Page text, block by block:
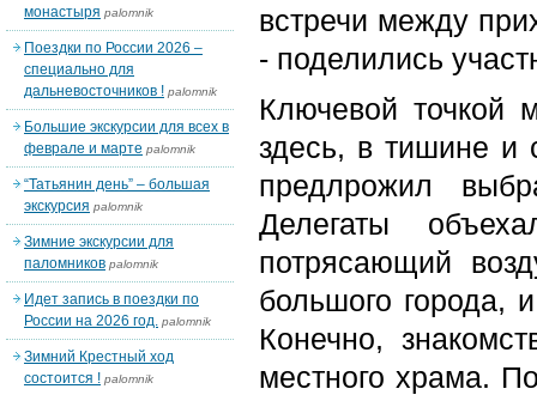
встречи между
- поделились
Ключевой точкой
здесь, в тишине и
предлрожил
Делегаты
потрясающий
большого города,
Конечно,
местного храма.
монастыря palomnik
Поездки по России 2026 –
специально для
дальневосточников ! palomnik
Большие экскурсии для всех в
феврале и марте palomnik
“Татьянин день” – большая
экскурсия palomnik
Зимние экскурсии для
паломников palomnik
Идет запись в поездки по
России на 2026 год. palomnik
Зимний Крестный ход
состоится ! palomnik